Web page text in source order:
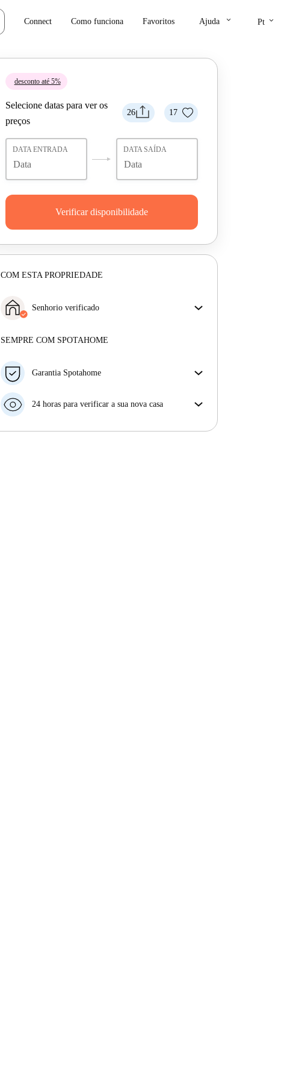
Connect Como funciona Favoritos Ajuda keyboard_arrow_down Pt keyboard_arrow_down
desconto até 5%
26 17
Selecione datas para ver os
preços
DATA ENTRADA DATA SAÍDA
Verificar disponibilidade
COM ESTA PROPRIEDADE
Senhorio verificado
Mais sobre este senhorio
SEMPRE COM SPOTAHOME
Garantia Spotahome
antecedência, nós iremos A) pagar um hotel e ajudá-
seu dinheiro na totalidade.
24 horas para verificar a sua nova casa